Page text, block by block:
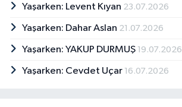
Yaşarken: Levent Kıyan 23.07.2026
Yaşarken: Dahar Aslan 21.07.2026
Yaşarken: YAKUP DURMUŞ 19.07.2026
Yaşarken: Cevdet Uçar 16.07.2026